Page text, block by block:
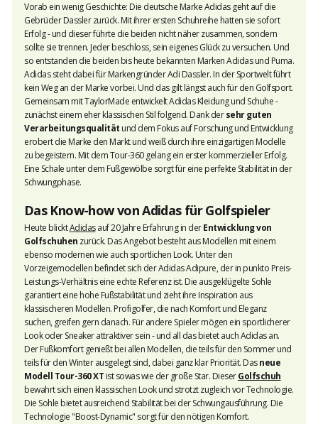
Vorab ein wenig Geschichte: Die deutsche Marke Adidas geht auf die
Gebrüder Dassler zurück. Mit ihrer ersten Schuhreihe hatten sie sofort
Erfolg - und dieser führte die beiden nicht näher zusammen, sondern
sollte sie trennen. Jeder beschloss, sein eigenes Glück zu versuchen. Und
so entstanden die beiden bis heute bekannten Marken Adidas und Puma.
Adidas steht dabei für Markengründer Adi Dassler. In der Sportwelt führt
kein Weg an der Marke vorbei. Und das gilt längst auch für den Golfsport.
Gemeinsam mit TaylorMade entwickelt Adidas Kleidung und Schuhe -
zunächst einem eher klassischen Stil folgend. Dank dersehr guten
Verarbeitungsqualität und dem Fokus auf Forschung und Entwicklung
erobert die Marke den Markt und weiß durch ihre einzigartigen Modelle
zu begeistern. Mit dem Tour-360 gelang ein erster kommerzieller Erfolg.
Eine Schale unter dem Fußgewölbe sorgt für eine perfekte Stabilität in der
Schwungphase.
Das Know-how von Adidas für Golfspieler
Heute blicktAdidasauf 20 Jahre Erfahrung in derEntwicklung von
Golfschuhen zurück. Das Angebot besteht aus Modellen mit einem
ebenso modernen wie auch sportlichen Look. Unter den
Vorzeigemodellen befindet sich der Adidas Adipure, der in punkto Preis-
Leistungs-Verhältnis eine echte Referenz ist. Die ausgeklügelte Sohle
garantiert eine hohe Fußstabilität und zieht ihre Inspiration aus
klassischeren Modellen. Profigolfer, die nach Komfort und Eleganz
suchen, greifen gern danach. Für andere Spieler mögen ein sportlicherer
Look oder Sneaker attraktiver sein - und all das bietet auch Adidas an.
Der Fußkomfort genießt bei allen Modellen, die teils für den Sommer und
teils für den Winter ausgelegt sind, dabei ganz klar Priorität. Dasneue
Modell Tour-360 XT ist sowas wie der große Star. DieserGolfschuh
bewahrt sich einen klassischen Look und strotzt zugleich vor Technologie.
Die Sohle bietet ausreichend Stabilität bei der Schwungausführung. Die
Technologie "Boost-Dynamic" sorgt für den nötigen Komfort.